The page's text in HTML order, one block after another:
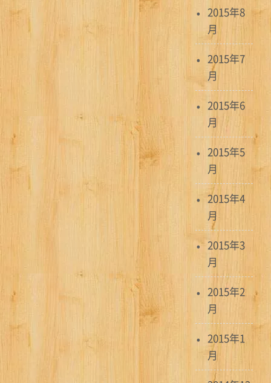
2015年8
月
2015年7
月
2015年6
月
2015年5
月
2015年4
月
2015年3
月
2015年2
月
2015年1
月